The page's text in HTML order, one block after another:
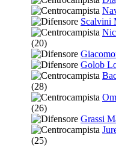
Scalvini
(20)
Golob
(28)
(26)
Grassi
(25)